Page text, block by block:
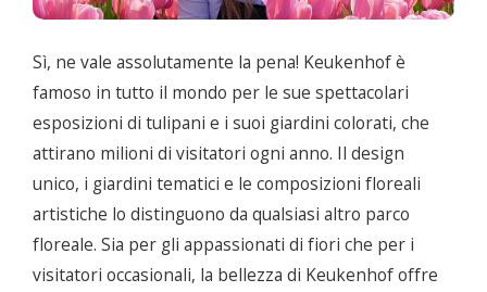
Sì, ne vale assolutamente la pena! Keukenhof è
famoso in tutto il mondo per le sue spettacolari
esposizioni di tulipani e i suoi giardini colorati, che
attirano milioni di visitatori ogni anno. Il design
unico, i giardini tematici e le composizioni floreali
artistiche lo distinguono da qualsiasi altro parco
floreale. Sia per gli appassionati di fiori che per i
visitatori occasionali, la bellezza di Keukenhof offre